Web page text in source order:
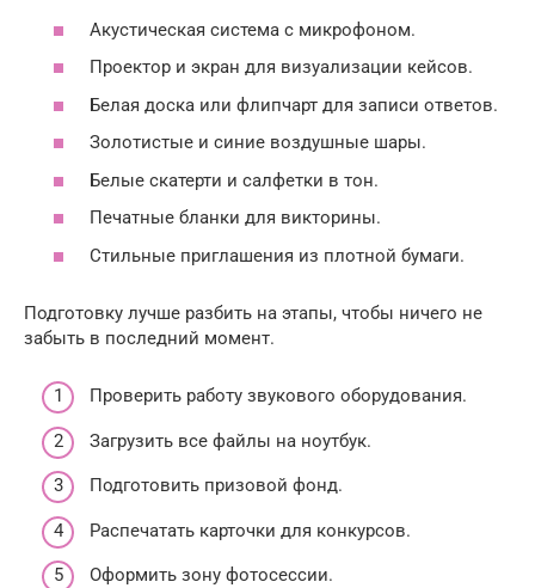
Акустическая система с микрофоном.
Проектор и экран для визуализации кейсов.
Белая доска или флипчарт для записи ответов.
Золотистые и синие воздушные шары.
Белые скатерти и салфетки в тон.
Печатные бланки для викторины.
Стильные приглашения из плотной бумаги.
Подготовку лучше разбить на этапы, чтобы ничего не
забыть в последний момент.
Проверить работу звукового оборудования.
Загрузить все файлы на ноутбук.
Подготовить призовой фонд.
Распечатать карточки для конкурсов.
Оформить зону фотосессии.